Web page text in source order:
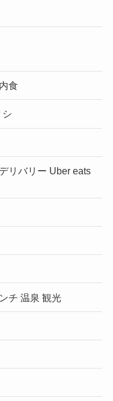
食
シ
リバリー Uber eats
チ 温泉 観光